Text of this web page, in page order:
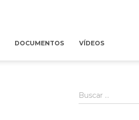
DOCUMENTOS VÍDEOS
B
u
Buscar …